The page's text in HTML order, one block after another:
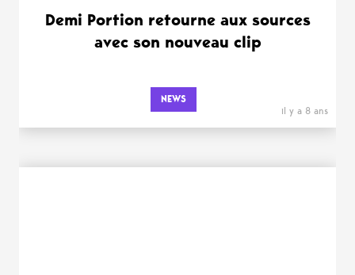
Demi Portion retourne aux sources
avec son nouveau clip
NEWS
il y a 8 ans